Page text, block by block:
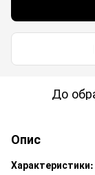
До
Опис
Характеристики: